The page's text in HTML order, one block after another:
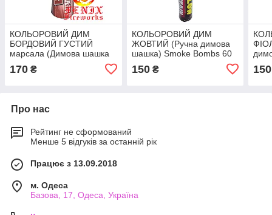
КОЛЬОРОВИЙ ДИМ
БОРДОВИЙ ГУСТИЙ
марсала (Димова шашка
Bombs 60 секунд
170 ₴
КОЛЬОРОВИЙ ДИМ
ЖОВТИЙ (Ручна димова
шашка) Smoke Bombs 60
150₴ 150
Про нас
Рейтинг не сформований
Менше 5 відгуків за останній рік
Працює з 13.09.2018
м. Одеса
Базова, 17, Одеса, Україна